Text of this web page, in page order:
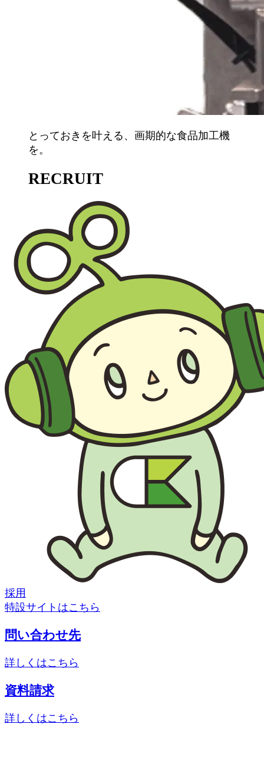
とっておきを叶える、画期的な食品加工機
を。
RECRUIT
採用
特設サイトはこちら
問い合わせ先
詳しくはこちら
資料請求
詳しくはこちら